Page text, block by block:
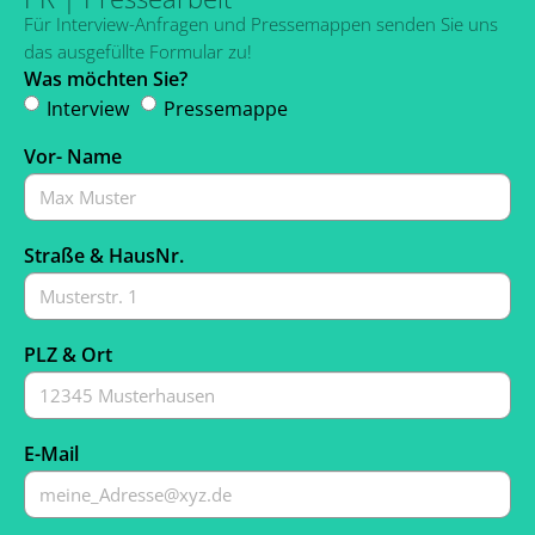
Für Interview-Anfragen und Pressemappen senden Sie uns
das ausgefüllte Formular zu!
Was möchten Sie?
Interview
Pressemappe
Vor- Name
Straße & HausNr.
PLZ & Ort
E-Mail